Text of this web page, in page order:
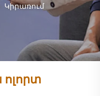
Կիրառում
ոլորտ